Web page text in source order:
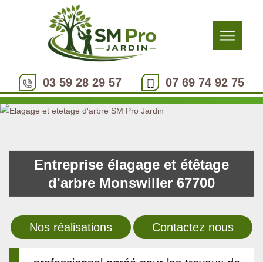
03 59 28 29 57 07 69 74 92 75
Entreprise élagage et étêtage
d'arbre Monswiller 67700
Nos réalisations Contactez nous